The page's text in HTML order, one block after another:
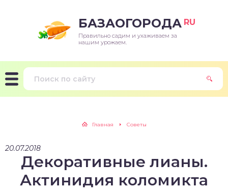
БАЗАОГОРОДА RU
Правильно садим и ухаживаем за
нашим урожаем.
Главная Советы
20.07.2018
Декоративные лианы.
Актинидия коломикта